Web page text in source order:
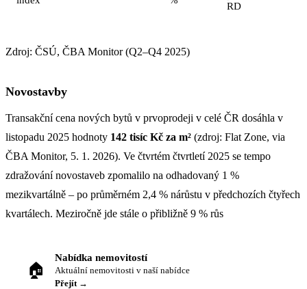
RD
Zdroj: ČSÚ, ČBA Monitor (Q2–Q4 2025)
Novostavby
Transakční cena nových bytů v prvoprodeji v celé ČR dosáhla v
listopadu 2025 hodnoty 142 tisíc Kč za m² (zdroj: Flat Zone, via
ČBA Monitor, 5. 1. 2026). Ve čtvrtém čtvrtletí 2025 se tempo
zdražování novostaveb zpomalilo na odhadovaný 1 %
mezikvartálně – po průměrném 2,4 % nárůstu v předchozích čtyřech
kvartálech. Meziročně jde stále o přibližně 9 % růs
🏠
Nabídka nemovitostí
Aktuální nemovitosti v naší nabídce
Přejít →